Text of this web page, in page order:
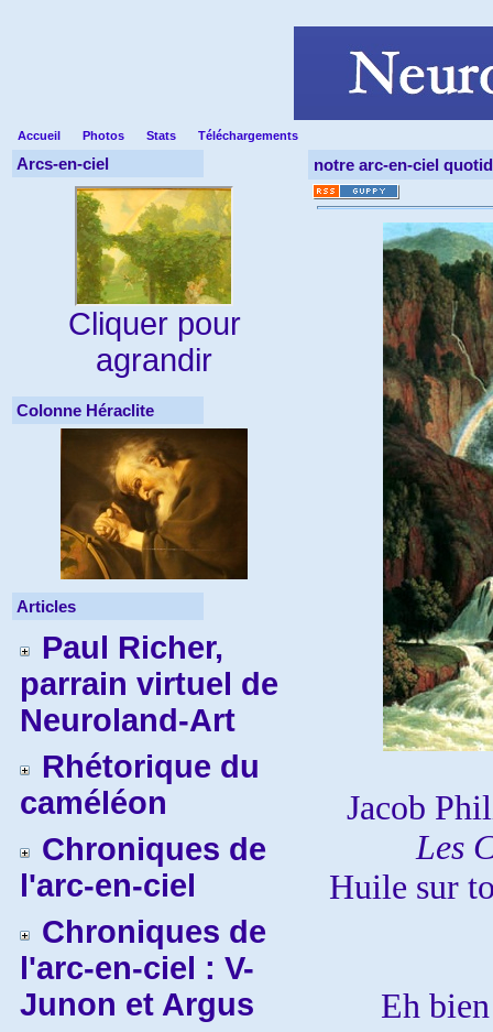
Accueil Photos Stats Téléchargements
Arcs-en-ciel
Cliquer pour
agrandir
Colonne Héraclite
Articles
Paul Richer,
parrain virtuel de
Neuroland-Art
Rhétorique du
caméléon
Chroniques de
l'arc-en-ciel
Chroniques de
l'arc-en-ciel : V-
Junon et Argus
notre arc-en-ciel
Jacob
Les
Huile sur
Eh